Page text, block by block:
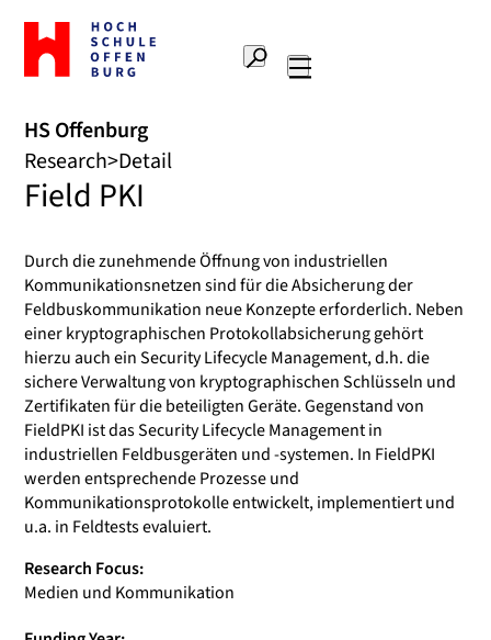
To
the
home
Offenburg
University
of
Applied
Sciences
Search
HS Offenburg
Research Detail
Field PKI
Durch die zunehmende Öffnung von industriellen
Kommunikationsnetzen sind für die Absicherung der
Feldbuskommunikation neue Konzepte erforderlich. Neben
einer kryptographischen Protokollabsicherung gehört
hierzu auch ein Security Lifecycle Management, d.h. die
sichere Verwaltung von kryptographischen Schlüsseln und
Zertifikaten für die beteiligten Geräte. Gegenstand von
FieldPKI ist das Security Lifecycle Management in
industriellen Feldbusgeräten und -systemen. In FieldPKI
werden entsprechende Prozesse und
Kommunikationsprotokolle entwickelt, implementiert und
u.a. in Feldtests evaluiert.
Research Focus:
Medien und Kommunikation